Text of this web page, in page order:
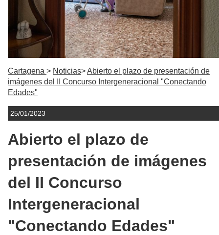
Cartagena Noticias
Abierto el plazo de presentación de
imágenes del II Concurso Intergeneracional "Conectando
Edades"
25/01/2023
Abierto el plazo de
presentación de imágenes
del II Concurso
Intergeneracional
"Conectando Edades"